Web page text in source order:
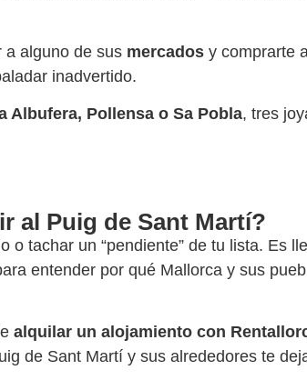
a alguno de sus mercados y comprarte
inadvertido.
Albufera, Pollensa o Sa Pobla, tres
al Puig de Sant Martí?
tachar un “pendiente” de tu lista. Es
entender por qué Mallorca y sus
alquilar un alojamiento con
de Sant Martí y sus alrededores te